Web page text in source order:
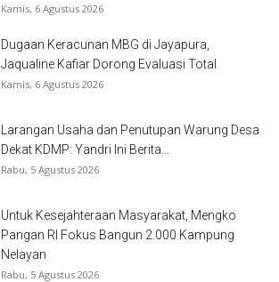
Kamis, 6 Agustus 2026
Dugaan Keracunan MBG di Jayapura,
Jaqualine Kafiar Dorong Evaluasi Total
Kamis, 6 Agustus 2026
Larangan Usaha dan Penutupan Warung Desa
Dekat KDMP: Yandri Ini Berita...
Rabu, 5 Agustus 2026
Untuk Kesejahteraan Masyarakat, Mengko
Pangan RI Fokus Bangun 2.000 Kampung
Nelayan
Rabu, 5 Agustus 2026